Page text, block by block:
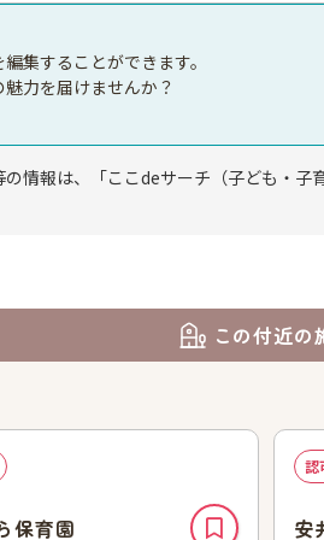
集することができます。
力を届けませんか？
情報は、「ここdeサーチ（子ども・
この付近の
保育園
認
安